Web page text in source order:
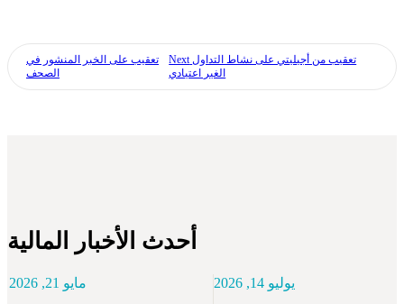
تعقيب على الخبر المنشور في
الصحف
Next تعقيب من أجيليتي على نشاط التداول
الغير اعتيادي
أحدث الأخبار المالية
يوليو 14, 2026 مايو 21, 2026